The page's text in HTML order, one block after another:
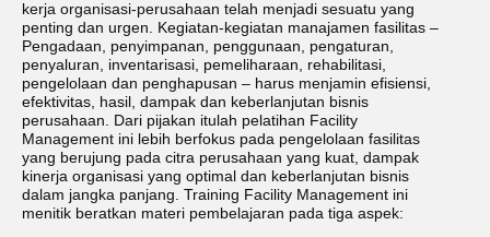
kerja organisasi-perusahaan telah menjadi sesuatu yang
penting dan urgen. Kegiatan-kegiatan manajamen fasilitas –
Pengadaan, penyimpanan, penggunaan, pengaturan,
penyaluran, inventarisasi, pemeliharaan, rehabilitasi,
pengelolaan dan penghapusan – harus menjamin efisiensi,
efektivitas, hasil, dampak dan keberlanjutan bisnis
perusahaan. Dari pijakan itulah pelatihan Facility
Management ini lebih berfokus pada pengelolaan fasilitas
yang berujung pada citra perusahaan yang kuat, dampak
kinerja organisasi yang optimal dan keberlanjutan bisnis
dalam jangka panjang. Training Facility Management ini
menitik beratkan materi pembelajaran pada tiga aspek: